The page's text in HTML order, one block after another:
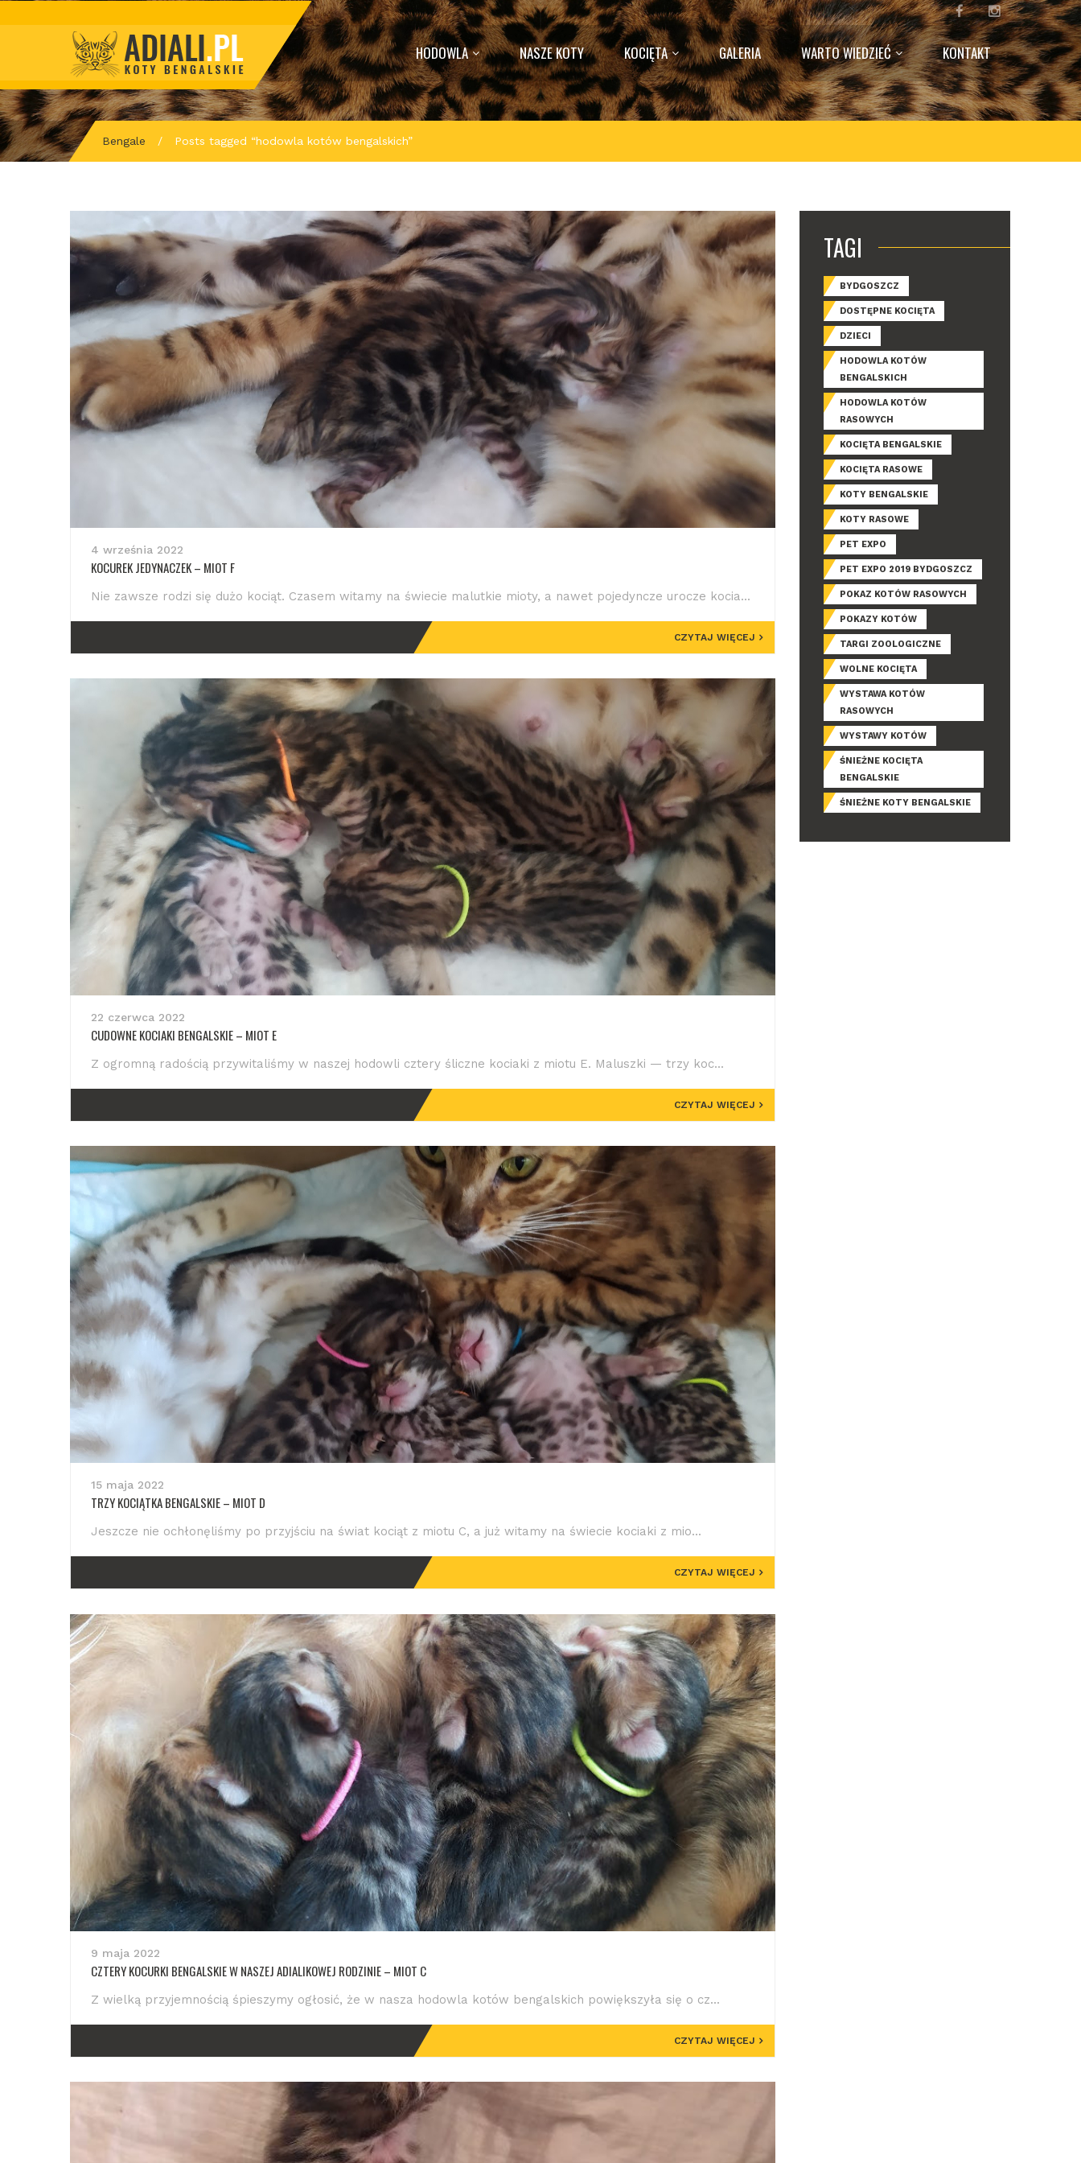
HODOWLA NASZE KOTY KOCIĘTA GALERIA WARTO WIEDZIEĆ KONTAKT
Bengale / Posts tagged “hodowla kotów bengalskich”
4 września 2022
KOCUREK JEDYNACZEK – MIOT F
Nie zawsze rodzi się dużo kociąt. Czasem witamy na świecie malutkie mioty, a nawet pojedyncze urocze kocia...
CZYTAJ WIĘCEJ
22 czerwca 2022
CUDOWNE KOCIAKI BENGALSKIE – MIOT E
Z ogromną radością przywitaliśmy w naszej hodowli cztery śliczne kociaki z miotu E. Maluszki — trzy koc...
CZYTAJ WIĘCEJ
15 maja 2022
TRZY KOCIĄTKA BENGALSKIE – MIOT D
Jeszcze nie ochłonęliśmy po przyjściu na świat kociąt z miotu C, a już witamy na świecie kociaki z mio...
CZYTAJ WIĘCEJ
9 maja 2022
CZTERY KOCURKI BENGALSKIE W NASZEJ ADIALIKOWEJ RODZINIE – MIOT C
Z wielką przyjemnością śpieszymy ogłosić, że w nasza hodowla kotów bengalskich powiększyła się o cz...
CZYTAJ WIĘCEJ
TAGI
BYDGOSZCZ
DOSTĘPNE KOCIĘTA
DZIECI
HODOWLA KOTÓW
BENGALSKICH
HODOWLA KOTÓW
RASOWYCH
KOCIĘTA BENGALSKIE
KOCIĘTA RASOWE
KOTY BENGALSKIE
KOTY RASOWE
PET EXPO
PET EXPO 2019 BYDGOSZCZ
POKAZ KOTÓW RASOWYCH
POKAZY KOTÓW
TARGI ZOOLOGICZNE
WOLNE KOCIĘTA
WYSTAWA KOTÓW
RASOWYCH
WYSTAWY KOTÓW
ŚNIEŻNE KOCIĘTA
BENGALSKIE
ŚNIEŻNE KOTY BENGALSKIE